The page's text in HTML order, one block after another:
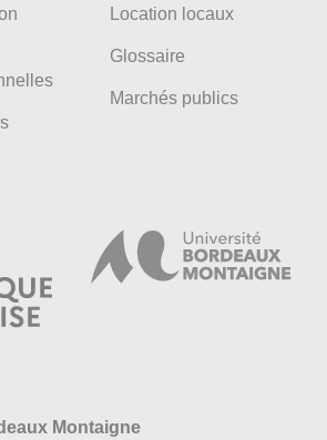
Location locaux
Glossaire
Marchés publics
Montaigne